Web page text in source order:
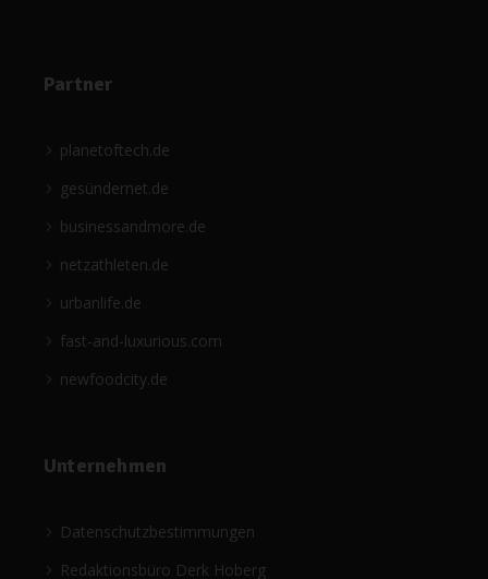
Partner
planetoftech.de
gesündernet.de
businessandmore.de
netzathleten.de
urbanlife.de
fast-and-luxurious.com
newfoodcity.de
Unternehmen
Datenschutzbestimmungen
Redaktionsbüro Derk Hoberg